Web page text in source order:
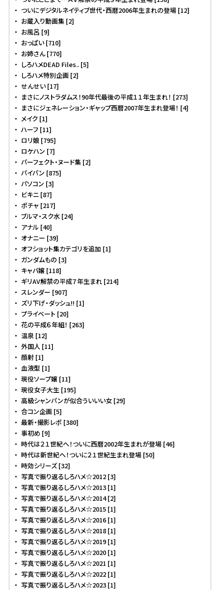
ついにデジタルネイティブ世代・西暦2006年生まれの登場 [12]
お蔵入り動画集 [2]
お風呂 [9]
おっぱい [710]
お姉さん [770]
しろハメDEAD Files.. [5]
しろハメ特別企画 [2]
せんせい [17]
まさにノストラダムス！90年代最後の平成１１年生まれ！ [273]
まさにジェネレーション・ギャップ西暦2007年生まれ登場！ [4]
メイク [1]
ハーフ [11]
ロリ娘 [795]
ロケハン [7]
パーフェクト・ヌード集 [2]
パイパン [875]
パソコン [3]
ビキニ [87]
ポチャ [217]
ブルマ・スク水 [24]
アナル [40]
オナニー [39]
オフショット集カテゴリを追加 [1]
ガンダムもの [3]
キャバ嬢 [118]
ギリAV解禁の平成７年生まれ [214]
スレンダー [907]
ズリ下げ・ダッシュ!! [1]
プライベート [20]
花の平成６年組！ [263]
温泉 [12]
外国人 [11]
顔射 [1]
血液型 [1]
現役ソープ嬢 [11]
現役女子大生 [195]
高級シャンパンが似合ういいい女 [29]
合コン企画 [5]
最新・撮影レポ [380]
事初め [9]
時代は２１世紀へ！ついに西暦2002年生まれが登場 [46]
時代は新世紀へ！ついに２１世紀生まれ登場 [50]
時効シリーズ [32]
写真で振り返るしろハメ☆2012 [3]
写真で振り返るしろハメ☆2013 [1]
写真で振り返るしろハメ☆2014 [2]
写真で振り返るしろハメ☆2015 [1]
写真で振り返るしろハメ☆2016 [1]
写真で振り返るしろハメ☆2018 [1]
写真で振り返るしろハメ☆2019 [1]
写真で振り返るしろハメ☆2020 [1]
写真で振り返るしろハメ☆2021 [1]
写真で振り返るしろハメ☆2022 [1]
写真で振り返るしろハメ☆2023 [1]